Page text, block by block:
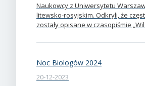
Naukowcy z Uniwersytetu
litewsko-rosyjskim. Odkryli, że
zostały opisane w czasopiśmie
Noc Biologów 2024
20-12-2023